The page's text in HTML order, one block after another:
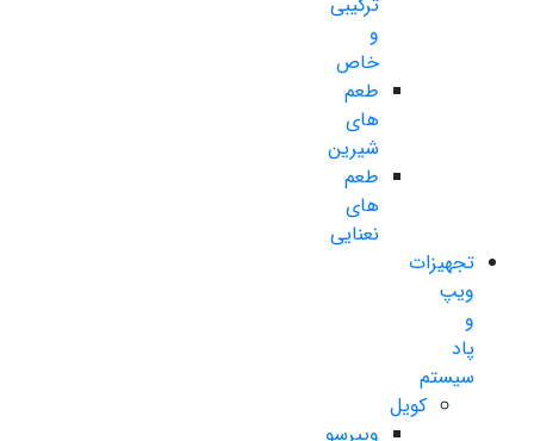
و
خاص
طعم
های
شیرین
طعم
های
نعنایی
تجهیزات
ویپ
و
پاد
سیستم
کویل
ویپرسو